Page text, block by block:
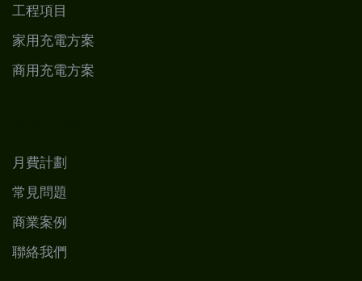
工程項目
家用充電方案
商用充電方案
月費計劃
常見問題
商業案例
聯絡我們